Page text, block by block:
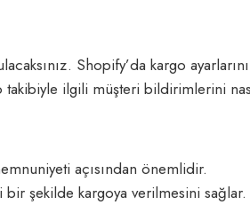
Shopify’da kargo
ilgili müşteri bildirimlerini
açısından önemlidir.
şekilde kargoya verilmesini